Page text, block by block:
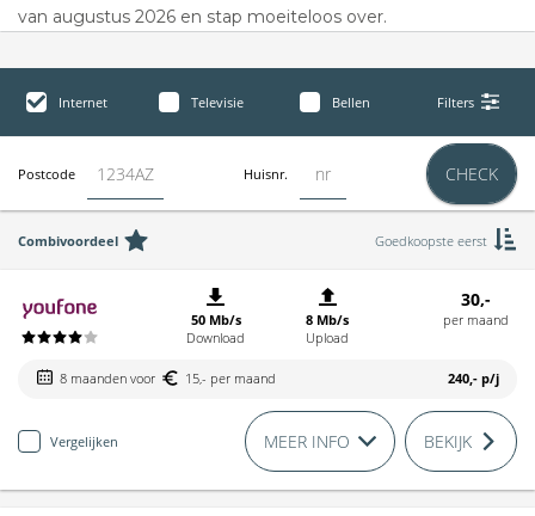
van augustus 2026 en stap moeiteloos over.
Internet Televisie Bellen Filters
Postcode Huisnr. CHECK
Combivoordeel Goedkoopste eerst
50 Mb/s
Download
8 Mb/s
Upload
30,-
per maand
8 maanden voor 15,- per maand 240,- p/j
Vergelijken MEER INFO BEKIJK